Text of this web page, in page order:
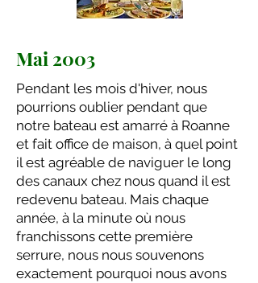
Mai 2003
Pendant les mois d'hiver, nous
pourrions oublier pendant que
notre bateau est amarré à Roanne
et fait office de maison, à quel point
il est agréable de naviguer le long
des canaux chez nous quand il est
redevenu bateau. Mais chaque
année, à la minute où nous
franchissons cette première
serrure, nous nous souvenons
exactement pourquoi nous avons